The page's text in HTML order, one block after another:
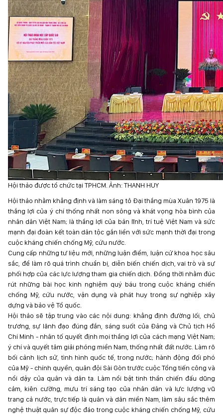
Hội thảo được tổ chức tại TPHCM. Ảnh: THANH HUY
Hội thảo nhằm khẳng định và làm sáng tỏ Đại thắng mùa Xuân 1975 là
thắng lợi của ý chí thống nhất non sông và khát vọng hòa bình của
nhân dân Việt Nam; là thắng lợi của bản lĩnh, trí tuệ Việt Nam và sức
mạnh đại đoàn kết toàn dân tộc gắn liền với sức mạnh thời đại trong
cuộc kháng chiến chống Mỹ, cứu nước.
Cung cấp những tư liệu mới, những luận điểm, luận cứ khoa học sâu
sắc, để làm rõ quá trình chuẩn bị, diễn biến chiến dịch, vai trò và sự
phối hợp của các lực lượng tham gia chiến dịch. Đồng thời nhằm đúc
rút những bài học kinh nghiệm quý báu trong cuộc kháng chiến
chống Mỹ, cứu nước, vận dụng và phát huy trong sự nghiệp xây
dựng và bảo vệ Tổ quốc.
Hội thảo sẽ tập trung vào các nội dung: khẳng định đường lối, chủ
trương, sự lãnh đạo đúng đắn, sáng suốt của Đảng và Chủ tịch Hồ
Chí Minh - nhân tố quyết định mọi thắng lợi của cách mạng Việt Nam;
ý chí và quyết tâm giải phóng miền Nam, thống nhất đất nước. Làm rõ
bối cảnh lịch sử, tình hình quốc tế, trong nước; hành động đối phó
của Mỹ - chính quyền, quân đội Sài Gòn trước cuộc Tổng tiến công và
nổi dậy của quân và dân ta. Làm nổi bật tinh thần chiến đấu dũng
cảm, kiên cường, mưu trí sáng tạo của nhân dân và lực lượng vũ
trang cả nước, trực tiếp là quân và dân miền Nam, làm sâu sắc thêm
nghệ thuật quân sự độc đáo trong cuộc kháng chiến chống Mỹ, cứu